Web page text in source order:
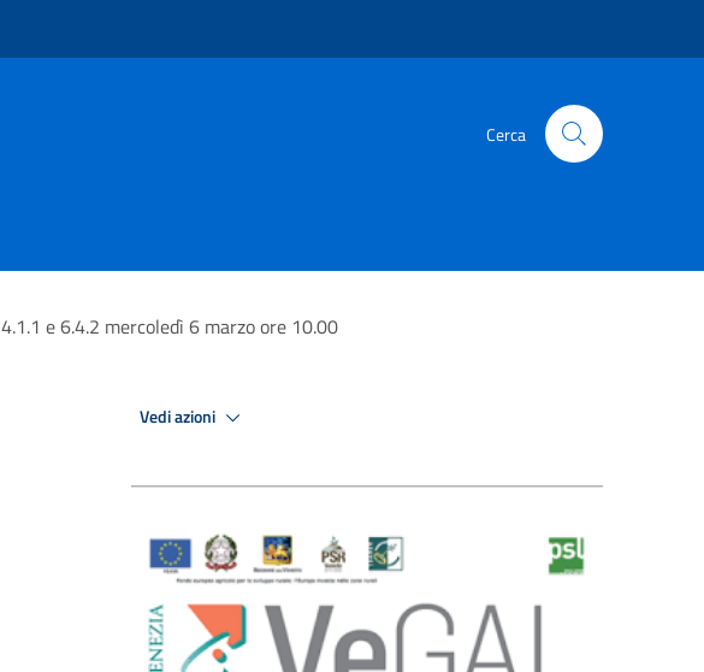
Cerca
e 6.4.2 mercoledì 6 marzo ore 10.00
Vedi azioni